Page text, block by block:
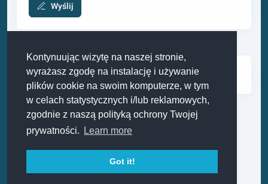
Kontynuując wizytę na naszej stronie,
wyrażasz zgodę na instalację i używanie
plików cookie na swoim komputerze, w tym
w celach statystycznych i/lub reklamowych,
zgodnie z naszą polityką ochrony Twojej
prywatności.
Learn more
Got it!
Wyślij
Twoje bilety